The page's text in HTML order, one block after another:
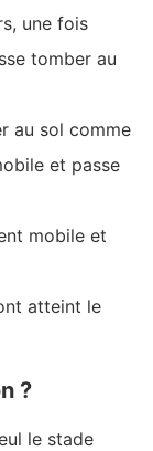
une fois
tomber au
au sol comme
et passe
mobile et
atteint le
?
le stade